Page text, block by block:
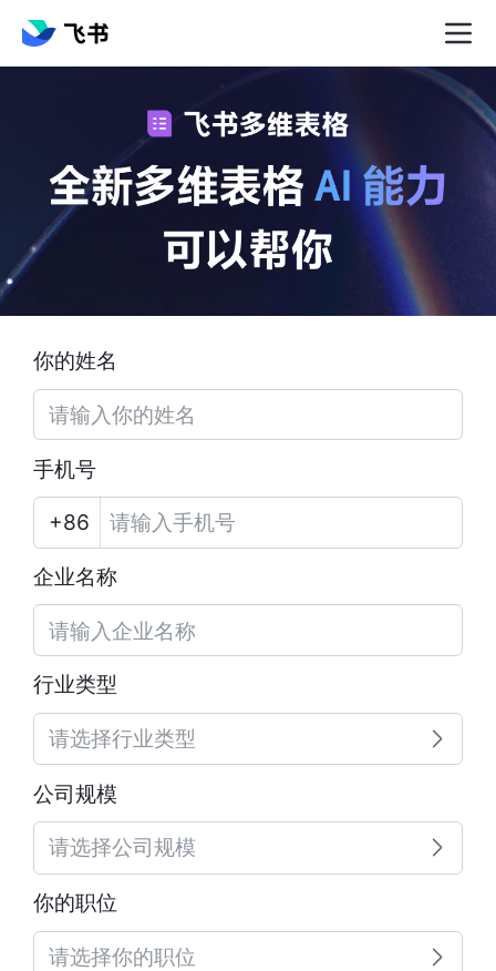
你的姓名
手机号
企业名称
行业类型
请选择行业类型
公司规模
请选择公司规模
你的职位
请选择你的职位